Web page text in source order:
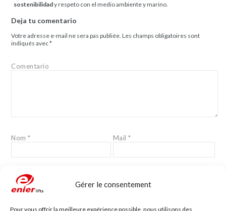
Gérer le consentement
Pour vous offrir la meilleure expérience possible, nous utilisons des
sostenibilidady respeto con el medio ambiente y marino.
Deja tu comentario
Votre adresse e-mail ne sera pas publiée. Les champs obligatoires sont
indiqués avec*
Comentario
Nom* Mail*
Site web